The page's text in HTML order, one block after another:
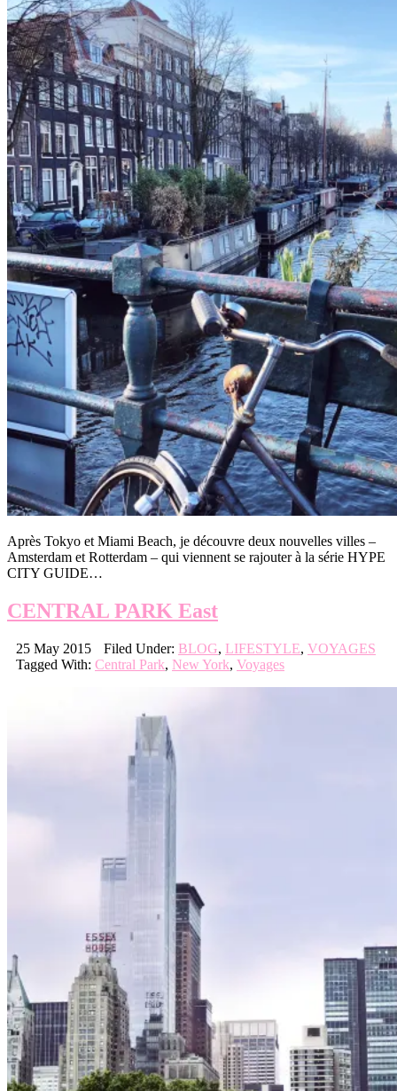
Après Tokyo et Miami Beach, je découvre deux nouvelles villes –
Amsterdam et Rotterdam – qui viennent se rajouter à la série HYPE
CITY GUIDE…
CENTRAL PARK East
25 May 2015 Filed Under: BLOG, LIFESTYLE, VOYAGES
Tagged With: Central Park, New York, Voyages